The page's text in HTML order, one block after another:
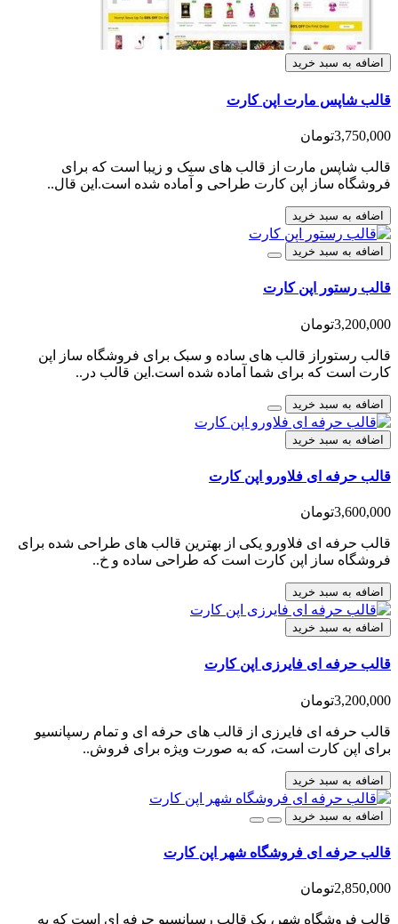
اضافه به سبد خرید
قالب شاپس مارت اپن کارت
3,750,000تومان
قالب شاپس مارت از قالب های سبک و زیبا است که برای
فروشگاه ساز اپن کارت طراحی و آماده شده است.این قال..
اضافه به سبد خرید
اضافه به سبد خرید
قالب رستور اپن کارت
3,200,000تومان
قالب رستوراز قالب های ساده و سبک برای فروشگاه ساز اپن
کارت است که برای شما آماده شده است.این قالب در..
اضافه به سبد خرید
اضافه به سبد خرید
قالب حرفه ای فلاورو اپن کارت
3,600,000تومان
قالب حرفه ای فلاورو یکی از بهترین قالب های طراحی شده برای
فروشگاه ساز اپن کارت است که طراحی ساده و خ..
اضافه به سبد خرید
اضافه به سبد خرید
قالب حرفه ای فایرزی اپن کارت
3,200,000تومان
قالب حرفه ای فایرزی از قالب های حرفه ای و تمام رسپانسیو
برای اپن کارت است، که به صورت ویژه برای فروش..
اضافه به سبد خرید
اضافه به سبد خرید
قالب حرفه ای فروشگاه شهر اپن کارت
2,850,000تومان
قالب فروشگاه شهر، یک قالب رسپانسیو حرفه ای است که به